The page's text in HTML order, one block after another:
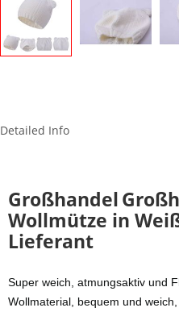
Detailed Info
Großhandel
Wollmütze in
Lieferant
Super weich, atmungsaktiv und
Wollmaterial, bequem und